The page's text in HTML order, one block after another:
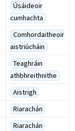
Úsáideoir
cumhachta
Comhordaitheoir
aistriúcháin
Teaghráin
athbhreithnithe
Aistrigh
Riarachán
Riarachán